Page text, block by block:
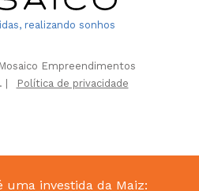
realizando sonhos
Empreendimentos
|
Política de privacidade
uma investida da Maiz: